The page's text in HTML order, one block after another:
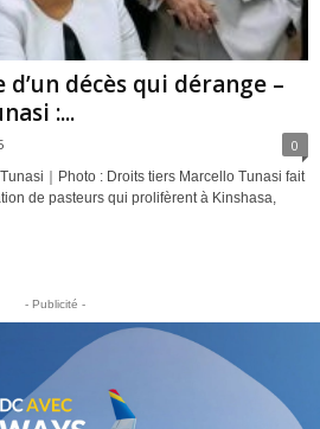
d’un décès qui dérange –
:...
0
｜Photo : Droits tiers Marcello Tunasi fait
de pasteurs qui prolifèrent à Kinshasa,
- Publicité -